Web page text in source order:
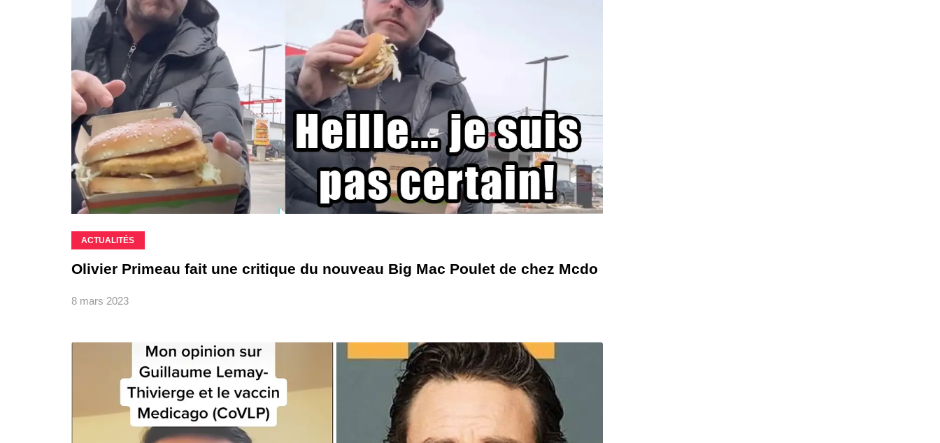
ACTUALITÉS
Olivier Primeau fait une critique du nouveau Big Mac Poulet de chez Mcdo
8 mars 2023